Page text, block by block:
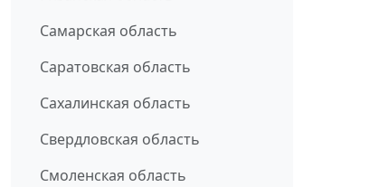
Самарская область
Саратовская область
Сахалинская область
Свердловская область
Смоленская область